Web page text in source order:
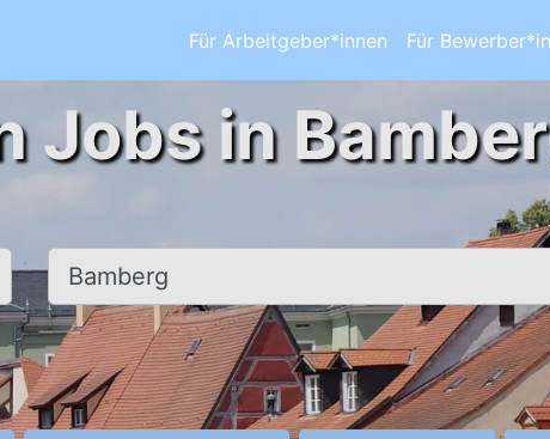
Für Arbeitgeber*innen Für
Jobs in
Ort, Stadt